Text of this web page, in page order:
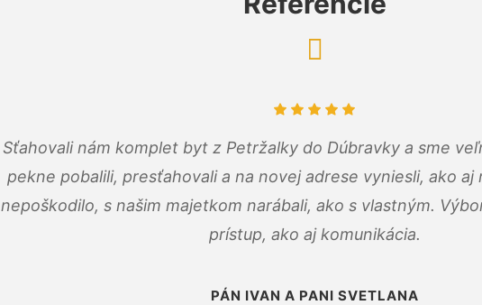
Sťahovali nám komplet byt z Petržalky do Dúbravky a sme
pekne pobalili, presťahovali a na novej adrese vyniesli, ako aj
nepoškodilo, s našim majetkom narábali, ako s vlastným.
prístup, ako aj komunikácia.
PÁN IVAN A PANI SVETLANA